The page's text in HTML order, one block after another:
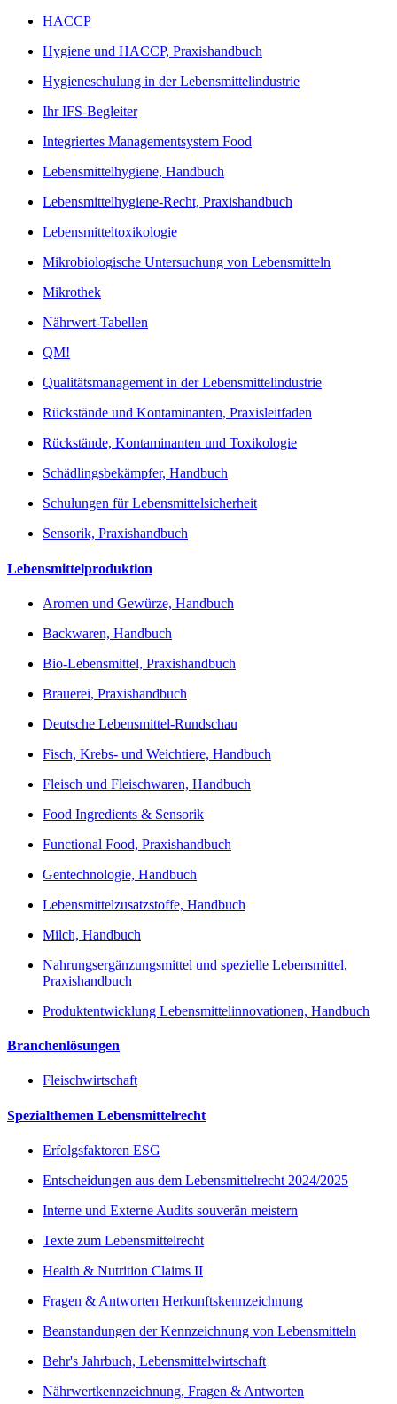
HACCP
Hygiene und HACCP, Praxishandbuch
Hygieneschulung in der Lebensmittelindustrie
Ihr IFS-Begleiter
Integriertes Managementsystem Food
Lebensmittelhygiene, Handbuch
Lebensmittelhygiene-Recht, Praxishandbuch
Lebensmitteltoxikologie
Mikrobiologische Untersuchung von Lebensmitteln
Mikrothek
Nährwert-Tabellen
QM!
Qualitätsmanagement in der Lebensmittelindustrie
Rückstände und Kontaminanten, Praxisleitfaden
Rückstände, Kontaminanten und Toxikologie
Schädlingsbekämpfer, Handbuch
Schulungen für Lebensmittelsicherheit
Sensorik, Praxishandbuch
Lebensmittelproduktion
Aromen und Gewürze, Handbuch
Backwaren, Handbuch
Bio-Lebensmittel, Praxishandbuch
Brauerei, Praxishandbuch
Deutsche Lebensmittel-Rundschau
Fisch, Krebs- und Weichtiere, Handbuch
Fleisch und Fleischwaren, Handbuch
Food Ingredients & Sensorik
Functional Food, Praxishandbuch
Gentechnologie, Handbuch
Lebensmittelzusatzstoffe, Handbuch
Milch, Handbuch
Nahrungsergänzungsmittel und spezielle Lebensmittel,
Praxishandbuch
Produktentwicklung Lebensmittelinnovationen, Handbuch
Branchenlösungen
Fleischwirtschaft
Spezialthemen Lebensmittelrecht
Erfolgsfaktoren ESG
Entscheidungen aus dem Lebensmittelrecht 2024/2025
Interne und Externe Audits souverän meistern
Texte zum Lebensmittelrecht
Health & Nutrition Claims II
Fragen & Antworten Herkunftskennzeichnung
Beanstandungen der Kennzeichnung von Lebensmitteln
Behr's Jahrbuch, Lebensmittelwirtschaft
Nährwertkennzeichnung, Fragen & Antworten